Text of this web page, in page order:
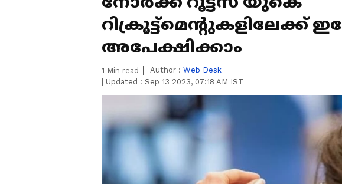
റിക്രൂട്ട്മെന്റുകളിലേക്ക്
അപേക്ഷിക്കാം
1 Min read Author : Web Desk
Updated : Sep 13 2023, 07:18 AM IST